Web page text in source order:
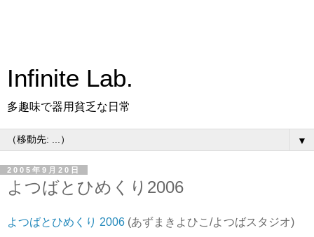
Infinite Lab.
多趣味で器用貧乏な日常
▼
2005年9月20日
よつばとひめくり2006
よつばとひめくり 2006 (あずまきよひこ/よつばスタジオ)